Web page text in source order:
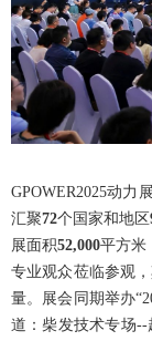
GPOWER2025动力
汇聚72个国家和地区
展面积52,000平方米
专业观众莅临参观
量。展会同期举办
道：柴发技术专场--